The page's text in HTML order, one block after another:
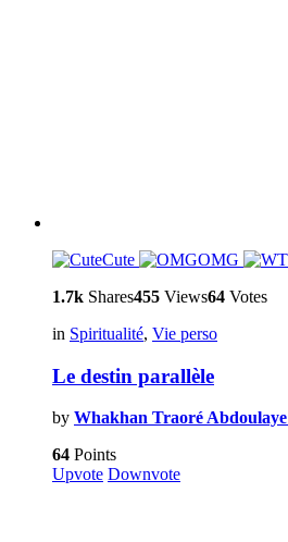
Cute OMG
1.7k Shares455 Views64 Votes
in Spiritualité, Vie perso
Le destin parallèle
by Whakhan Traoré Abdoulaye
64 Points
Upvote Downvote